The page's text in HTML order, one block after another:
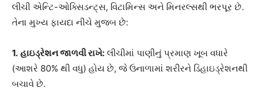
લીચી એન્ટિ-ઓક્સિડન્ટ્સ, વિટામિન્સ અને મિનરલ્સથી ભરપૂર છે.
તેના મુખ્ય ફાયદા નીચે મુજબ છે:
1. હાઇડ્રેશન જાળવી રાખે: લીચીમાં પાણીનું પ્રમાણ ખૂબ વધારે
(આશરે 80% થી વધુ) હોય છે, જે ઉનાળામાં શરીરને ડિહાઇડ્રેશનથી
બચાવે છે.